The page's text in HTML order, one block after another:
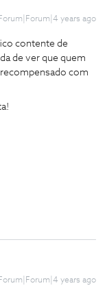
Forum|Forum|4 years ago
contente de
de ver que quem
com
Forum|Forum|4 years ago